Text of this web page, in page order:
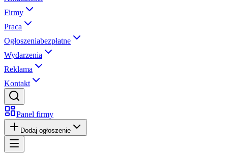
Firmy
Praca
Ogłoszeniabezpłatne
Wydarzenia
Reklama
Kontakt
Panel firmy
Dodaj ogłoszenie